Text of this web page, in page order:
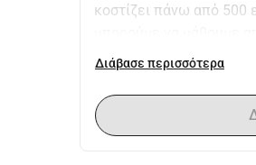
κοστίζει πάνω από 500
χρόνο, με χειρουργείο
Διάβασε περισσότερα